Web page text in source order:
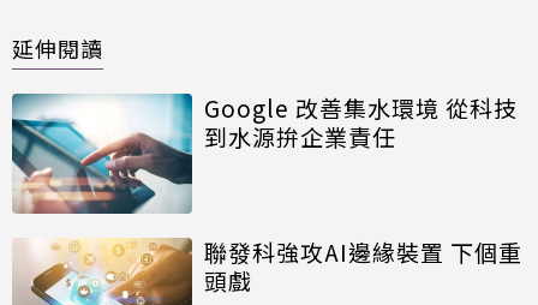
延伸閱讀
Google 改善集水環境 從科技
到水源拚企業責任
聯發科強攻AI邊緣裝置 下個重
頭戲